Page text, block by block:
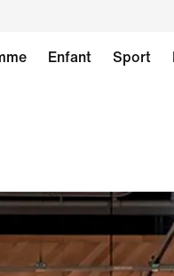
Enfant Sport